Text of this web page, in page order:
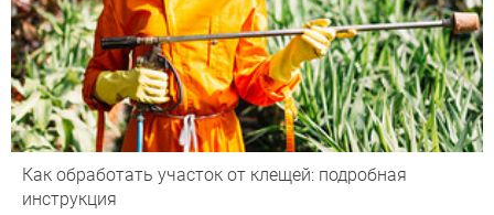
Как обработать участок от клещей: подробная
инструкция